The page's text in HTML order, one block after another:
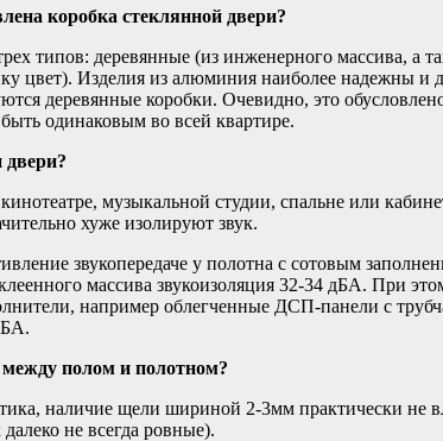
коробка стеклянной двери?
типов: деревянные (из инженерного массива,
цвет). Изделия из алюминия наиболее надежны и
деревянные коробки. Очевидно, это
одинаковым во всей квартире.
двери?
музыкальной студии, спальне или
хуже изолируют звук.
звукопередаче у полотна с сотовым
массива звукоизоляция 32-34 дБА.
например облегченные ДСП-панели с
полом и полотном?
наличие щели шириной 2-3мм практически не
не всегда ровные).